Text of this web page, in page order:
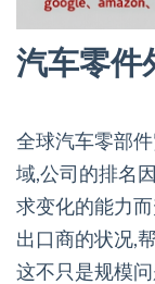
汽车零件
全球汽车零部
域,公司的排名
求变化的能力
出口商的状况,
这不只是规模